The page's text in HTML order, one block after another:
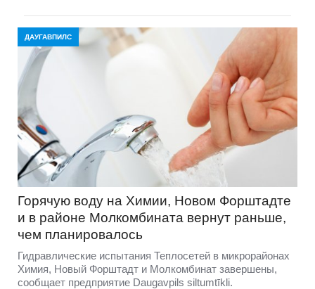
ДАУГАВПИЛС
Горячую воду на Химии, Новом Форштадте
и в районе Молкомбината вернут раньше,
чем планировалось
Гидравлические испытания Теплосетей в микрорайонах
Химия, Новый Форштадт и Молкомбинат завершены,
сообщает предприятие Daugavpils siltumtīkli.